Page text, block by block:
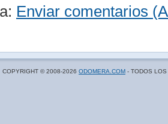
Enviar comentarios
COPYRIGHT © 2008-2026 ODOMERA.COM - TODOS